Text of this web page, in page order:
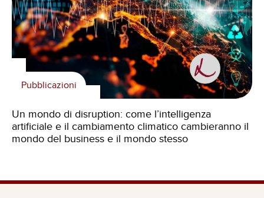
Pubblicazioni
Un mondo di disruption: come l’intelligenza
artificiale e il cambiamento climatico cambieranno il
mondo del business e il mondo stesso